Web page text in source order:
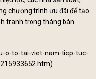
chương trình ưu đãi để tạo
tranh trong tháng bán
o-to-tai-viet-nam-tiep-tuc-
)